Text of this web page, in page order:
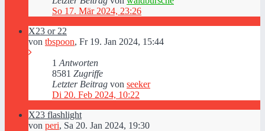
So 17. Mär 2024, 23:26
X23 or 22
von tbspoon, Fr 19. Jan 2024, 15:44
1 Antworten
8581 Zugriffe
Letzter Beitrag von seeker
Di 20. Feb 2024, 10:22
X23 flashlight
von peri, Sa 20. Jan 2024, 19:30